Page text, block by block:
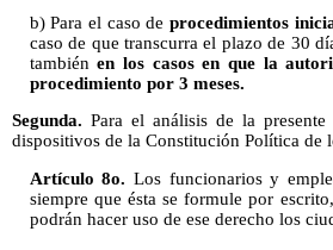
b) Para el caso de procedimientos
caso de que transcurra el plazo de 30
tambiénen los casos en que la
procedimiento por 3 meses.
Segunda. Para el análisis de la
dispositivos de la Constitución Política de
Artículo 8o. Los funcionarios y
siempre que ésta se formule por
podrán hacer uso de ese derecho los